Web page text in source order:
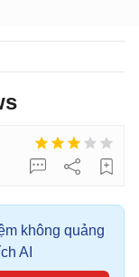
không quảng
AI